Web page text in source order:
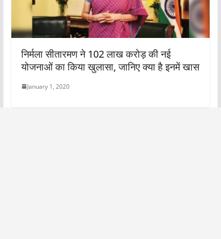
निर्मला सीतारमण ने 102 लाख करोड़ की नई
योजनाओं का किया खुलासा, जानिए क्या है इनमें खास
January 1, 2020